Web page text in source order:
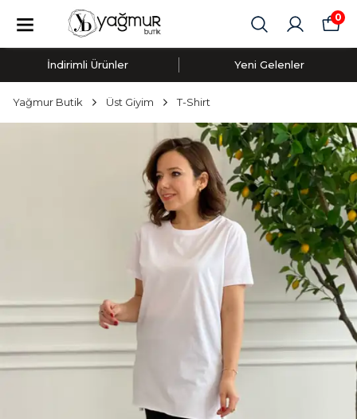
0
İndirimli Ürünler Yeni Gelenler
Yağmur Butik Üst Giyim T-Shirt